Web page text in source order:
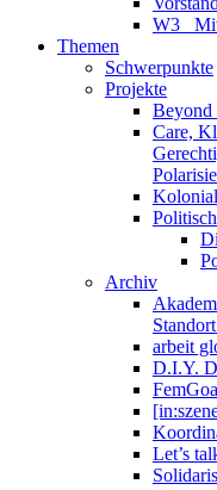
W3_
Themen
Schwerpunkte
Projekte
Beyond
Care,
Archiv
arbeit
D.I.Y.
Let’s